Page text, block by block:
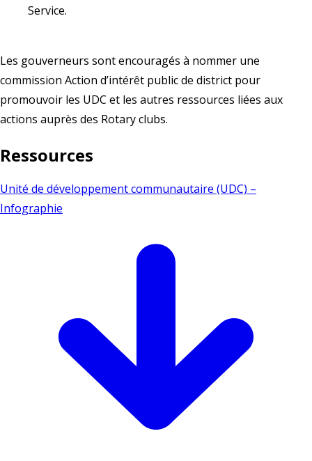
Service.
Les gouverneurs sont encouragés à nommer une
commission Action d’intérêt public de district pour
promouvoir les UDC et les autres ressources liées aux
actions auprès des Rotary clubs.
Ressources
Unité de développement communautaire (UDC) –
Infographie